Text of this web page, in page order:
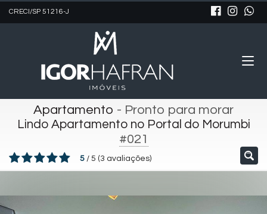
CRECI/SP 51216-J
Apartamento - Pronto para morar
Lindo Apartamento no Portal do Morumbi
#021
5 / 5 (3 avaliações)